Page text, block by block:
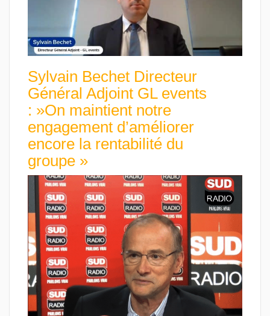
Sylvain Bechet Directeur
Général Adjoint GL events
: »On maintient notre
engagement d’améliorer
encore la rentabilité du
groupe »